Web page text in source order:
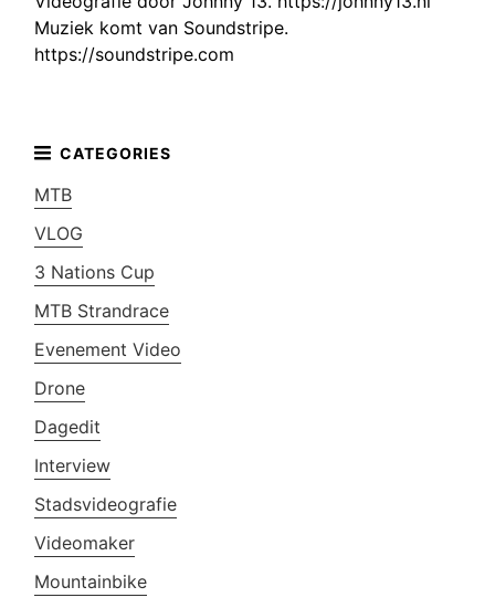
Muziek komt van Soundstripe.
https://soundstripe.com
MTB
VLOG
3 Nations Cup
MTB Strandrace
Evenement Video
Drone
Dagedit
Interview
Stadsvideografie
Videomaker
Mountainbike